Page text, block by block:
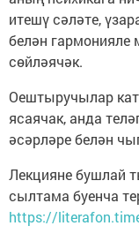
итешү сәләте,
белән
сөйләячәк.
Оештыручылар
ясаячак, анда
әсәрләре белән
Лекцияне бушлай
сылтама буенча
https://